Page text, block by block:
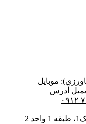
موبایل
ایمیل آدرس
۲۰ ۱۴
2